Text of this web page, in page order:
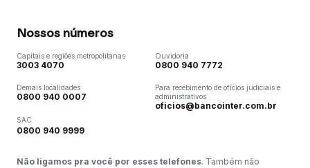
Nossos números
Capitais e regiões metropolitanas
3003 4070
Demais localidades
0800 940 0007
SAC
0800 940 9999
Ouvidoria
0800 940 7772
Para recebimento de ofícios judiciais e
administrativos
oficios@bancointer.com.br
Não ligamos pra você por esses telefones. Também não